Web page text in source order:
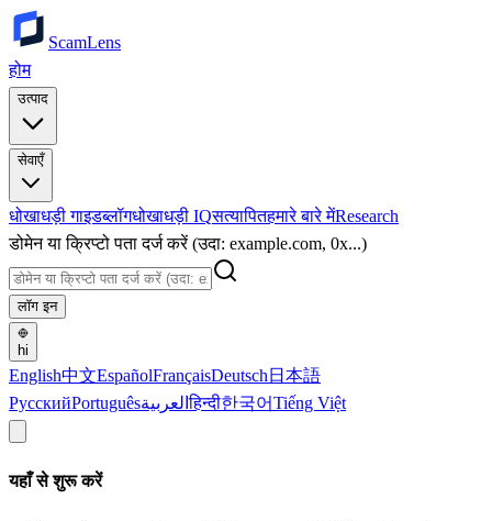
ScamLens
होम
उत्पाद
सेवाएँ
धोखाधड़ी गाइडब्लॉगधोखाधड़ी IQसत्यापितहमारे बारे मेंResearch
डोमेन या क्रिप्टो पता दर्ज करें (उदा: example.com, 0x...)
लॉग इन
hi
English中文EspañolFrançaisDeutsch 日本語
РусскийPortuguêsالعربيةहिन्दी한국어Tiếng Việt
यहाँ से शुरू करें